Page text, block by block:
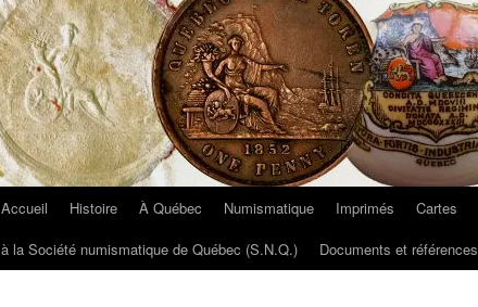
Accueil Histoire À Québec Numismatique Imprimés Cartes
à la Société numismatique de Québec (S.N.Q.)
Documents et références